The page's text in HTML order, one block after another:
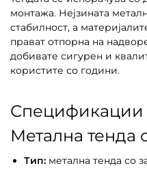
монтажа. Нејзината
стабилност, а
прават отпорна на
добивате сигурен и
користите со години.
Спецификации
Метална тенда
Тип: метална тенда со